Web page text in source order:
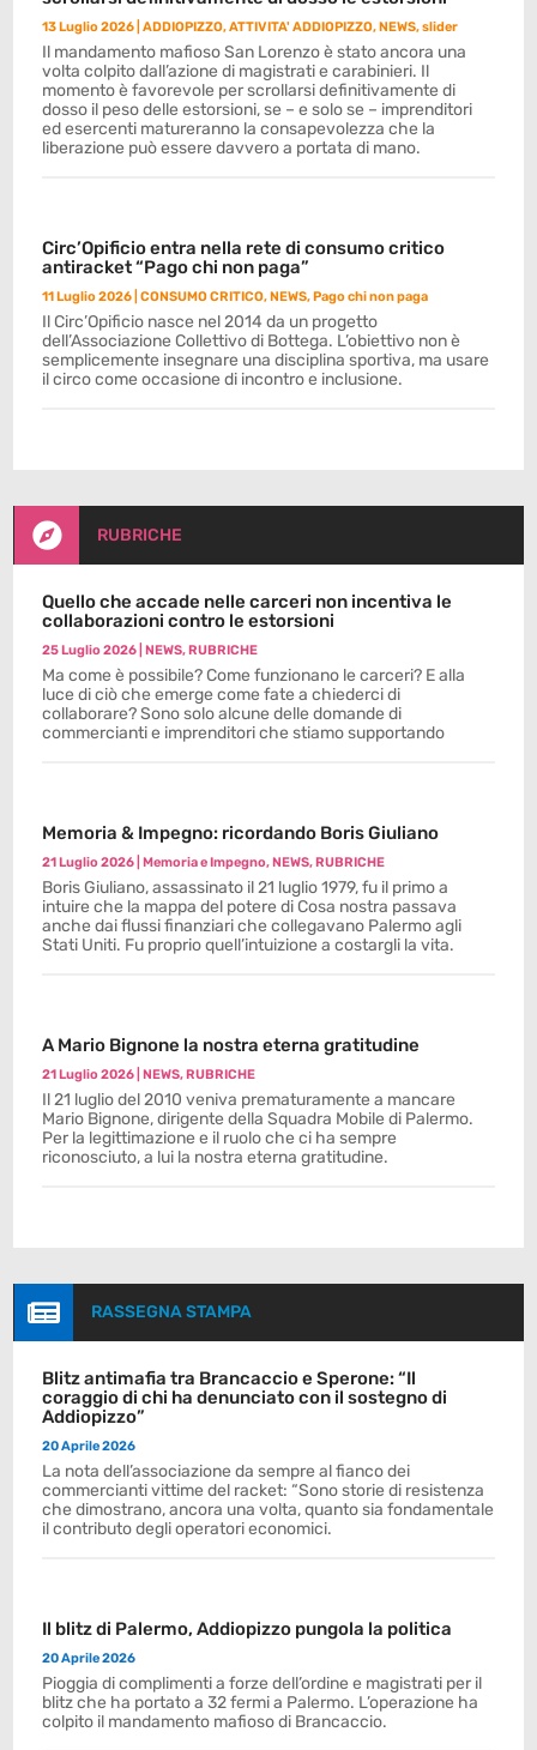
13 Luglio 2026 |ADDIOPIZZO,ATTIVITA' ADDIOPIZZO,NEWS,slider
Il mandamento mafioso San Lorenzo è stato ancora una
volta colpito dall’azione di magistrati e carabinieri. Il
momento è favorevole per scrollarsi definitivamente di
dosso il peso delle estorsioni, se – e solo se – imprenditori
ed esercenti matureranno la consapevolezza che la
liberazione può essere davvero a portata di mano.
Circ’Opificio entra nella rete di consumo critico
antiracket “Pago chi non paga”
11 Luglio 2026 |CONSUMO CRITICO,NEWS,Pago chi non paga
Il Circ’Opificio nasce nel 2014 da un progetto
dell’Associazione Collettivo di Bottega. L’obiettivo non è
semplicemente insegnare una disciplina sportiva, ma usare
il circo come occasione di incontro e inclusione.
 RUBRICHE
Quello che accade nelle carceri non incentiva le
collaborazioni contro le estorsioni
25 Luglio 2026 |NEWS,RUBRICHE
Ma come è possibile? Come funzionano le carceri? E alla
luce di ciò che emerge come fate a chiederci di
collaborare? Sono solo alcune delle domande di
commercianti e imprenditori che stiamo supportando
Memoria & Impegno: ricordando Boris Giuliano
21 Luglio 2026 |Memoria e Impegno,NEWS,RUBRICHE
Boris Giuliano, assassinato il 21 luglio 1979, fu il primo a
intuire che la mappa del potere di Cosa nostra passava
anche dai flussi finanziari che collegavano Palermo agli
Stati Uniti. Fu proprio quell’intuizione a costargli la vita.
A Mario Bignone la nostra eterna gratitudine
21 Luglio 2026 |NEWS,RUBRICHE
Il 21 luglio del 2010 veniva prematuramente a mancare
Mario Bignone, dirigente della Squadra Mobile di Palermo.
Per la legittimazione e il ruolo che ci ha sempre
riconosciuto, a lui la nostra eterna gratitudine.
 RASSEGNA STAMPA
Blitz antimafia tra Brancaccio e Sperone: “Il
coraggio di chi ha denunciato con il sostegno di
Addiopizzo”
20 Aprile 2026
La nota dell’associazione da sempre al fianco dei
commercianti vittime del racket: “Sono storie di resistenza
che dimostrano, ancora una volta, quanto sia fondamentale
il contributo degli operatori economici.
Il blitz di Palermo, Addiopizzo pungola la politica
20 Aprile 2026
Pioggia di complimenti a forze dell’ordine e magistrati per il
blitz che ha portato a 32 fermi a Palermo. L’operazione ha
colpito il mandamento mafioso di Brancaccio.